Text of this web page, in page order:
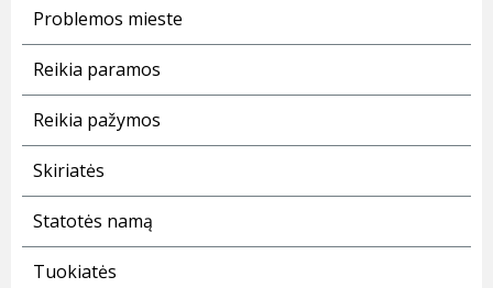
Problemos mieste
Reikia paramos
Reikia pažymos
Skiriatės
Statotės namą
Tuokiatės